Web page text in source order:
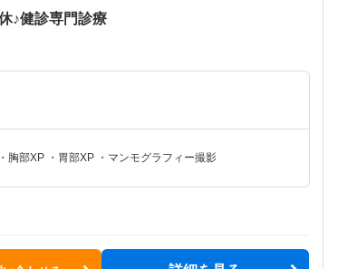
♪健診専門診療
胸部XP ・胃部XP ・マンモグラフィー撮影